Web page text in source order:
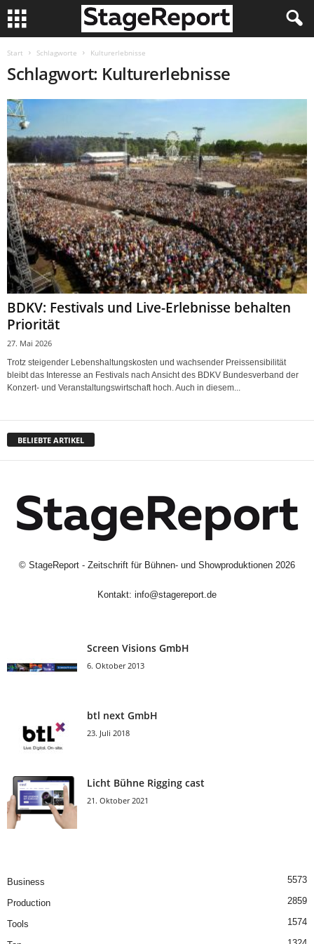
Start Schlagworte Kulturerlebnisse
Schlagwort: Kulturerlebnisse
BDKV: Festivals und Live-Erlebnisse behalten
Priorität
27. Mai 2026
Trotz steigender Lebenshaltungskosten und wachsender Preissensibilität
bleibt das Interesse an Festivals nach Ansicht des BDKV Bundesverband der
Konzert- und Veranstaltungswirtschaft hoch. Auch in diesem...
BELIEBTE ARTIKEL
© StageReport - Zeitschrift für Bühnen- und Showproduktionen 2026
Kontakt: info@stagereport.de
Screen Visions GmbH
6. Oktober 2013
btl next GmbH
23. Juli 2018
Licht Bühne Rigging cast
21. Oktober 2021
Business 5573
Production 2859
Tools 1574